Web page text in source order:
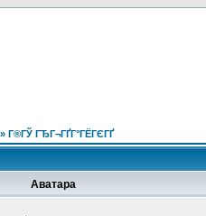
Г®ГЎ ГЂГ¬ГҐГ°ГЁГЄГҐ
Аватара